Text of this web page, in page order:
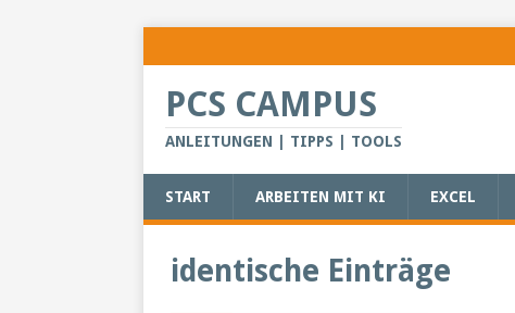
PCS CAMPUS
ANLEITUNGEN | TIPPS | TOOLS
START ARBEITEN MIT KI EXCEL
identische Einträge